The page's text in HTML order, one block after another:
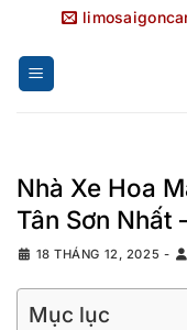
nội
dung
Nhà Xe Hoa
Tân Sơn Nhất
18 THÁNG 12, 2025 -
Mục lục